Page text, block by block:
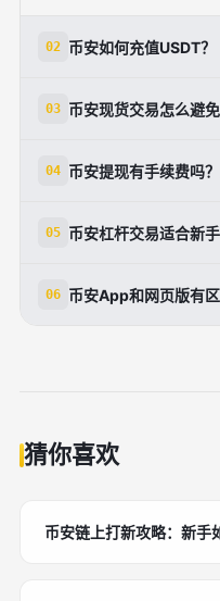
02 币安如何充值USDT？
TRC20费用最低）
选择低Gas费的。
导致资金丢失。币
03 币安现货交易怎么避免
限价单控制滑点，
盈止损。热门对如
04 币安提现有手续费吗
USDT。设置2FA+
鱼。币安使用中，
05 币安杠杆交易适合新手
界面，选择逐仓模
06 币安App和网页版有区
猜你喜欢
币安链上打新攻略：新手